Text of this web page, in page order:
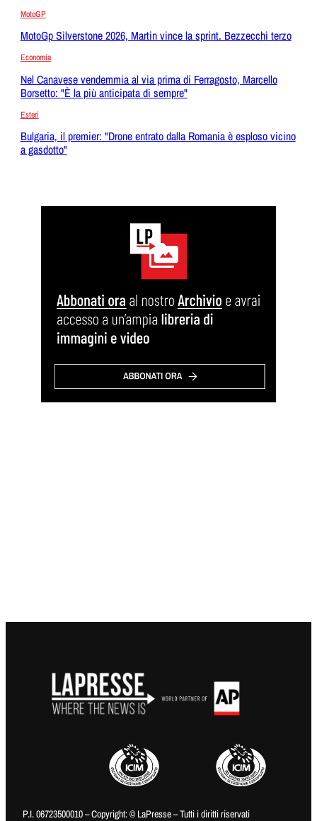
MotoGP
MotoGp Silverstone 2026, Martin vince la sprint. Bezzecchi terzo
Economia
Nel Canavese vendemmia al via prima di Ferragosto, Marcello
Borsetto: "È la più anticipata di sempre"
Esteri
Bulgaria, il premier: "Drone entrato dalla Romania è esploso vicino
a gasdotto"
P.I. 06723500010 – Copyright: © LaPresse – Tutti i diritti riservati